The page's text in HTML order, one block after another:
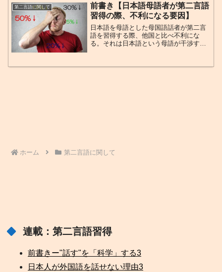
提出し、教授陣による質疑応...
第二言語に関して
前書き【日本語母語者が第二言語
習得の際、不利になる要因】
日本語を母語とした母国語話者が第二言
語を習得する際、他国と比べ不利にな
る。それは日本語という母語が干渉する
文化とは「非言語（ノンバーバル）表
ホーム 第二言語に関して
連載：第二言語習得
前書きー"話す"を「科学」する3
日本人が外国語を話せない理由3